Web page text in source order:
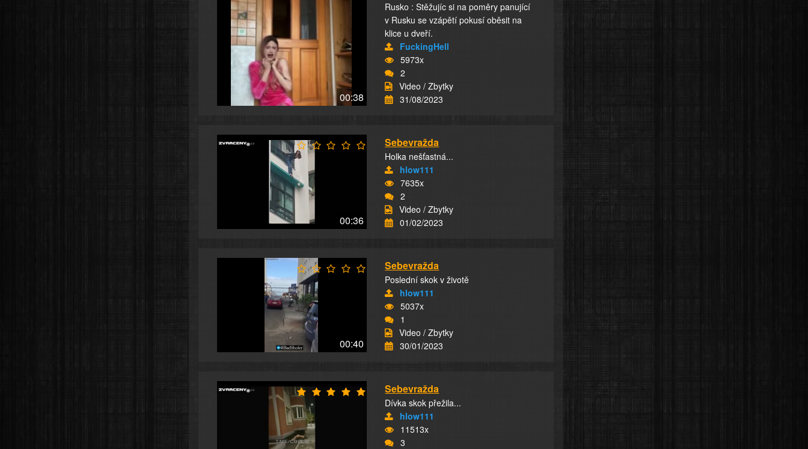
00:38
Rusko : Stěžujíc si na poměry panující
v Rusku se vzápětí pokusí oběsit na
klice u dveří.
FuckingHell
5973x
2
Video / Zbytky
31/08/2023
00:36
Sebevražda
Holka nešťastná...
hlow111
7635x
2
Video / Zbytky
01/02/2023
00:40
Sebevražda
Poslední skok v životě
hlow111
5037x
1
Video / Zbytky
30/01/2023
Sebevražda
Dívka skok přežila...
hlow111
11513x
3